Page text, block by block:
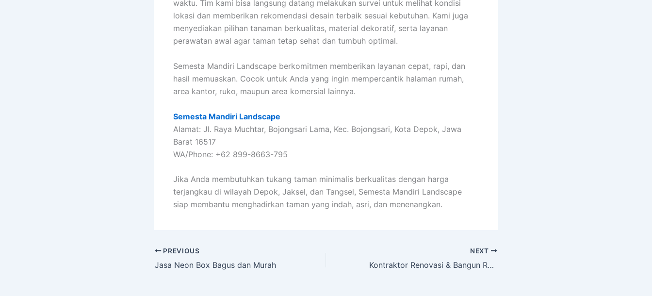
waktu. Tim kami bisa langsung datang melakukan survei untuk melihat kondisi
lokasi dan memberikan rekomendasi desain terbaik sesuai kebutuhan. Kami juga
menyediakan pilihan tanaman berkualitas, material dekoratif, serta layanan
perawatan awal agar taman tetap sehat dan tumbuh optimal.
Semesta Mandiri Landscape berkomitmen memberikan layanan cepat, rapi, dan
hasil memuaskan. Cocok untuk Anda yang ingin mempercantik halaman rumah,
area kantor, ruko, maupun area komersial lainnya.
Semesta Mandiri Landscape
Alamat: Jl. Raya Muchtar, Bojongsari Lama, Kec. Bojongsari, Kota Depok, Jawa
Barat 16517
WA/Phone: +62 899-8663-795
Jika Anda membutuhkan tukang taman minimalis berkualitas dengan harga
terjangkau di wilayah Depok, Jaksel, dan Tangsel, Semesta Mandiri Landscape
siap membantu menghadirkan taman yang indah, asri, dan menenangkan.
PREVIOUS
Jasa Neon Box Bagus dan Murah
NEXT
Kontraktor Renovasi & Bangun Rumah